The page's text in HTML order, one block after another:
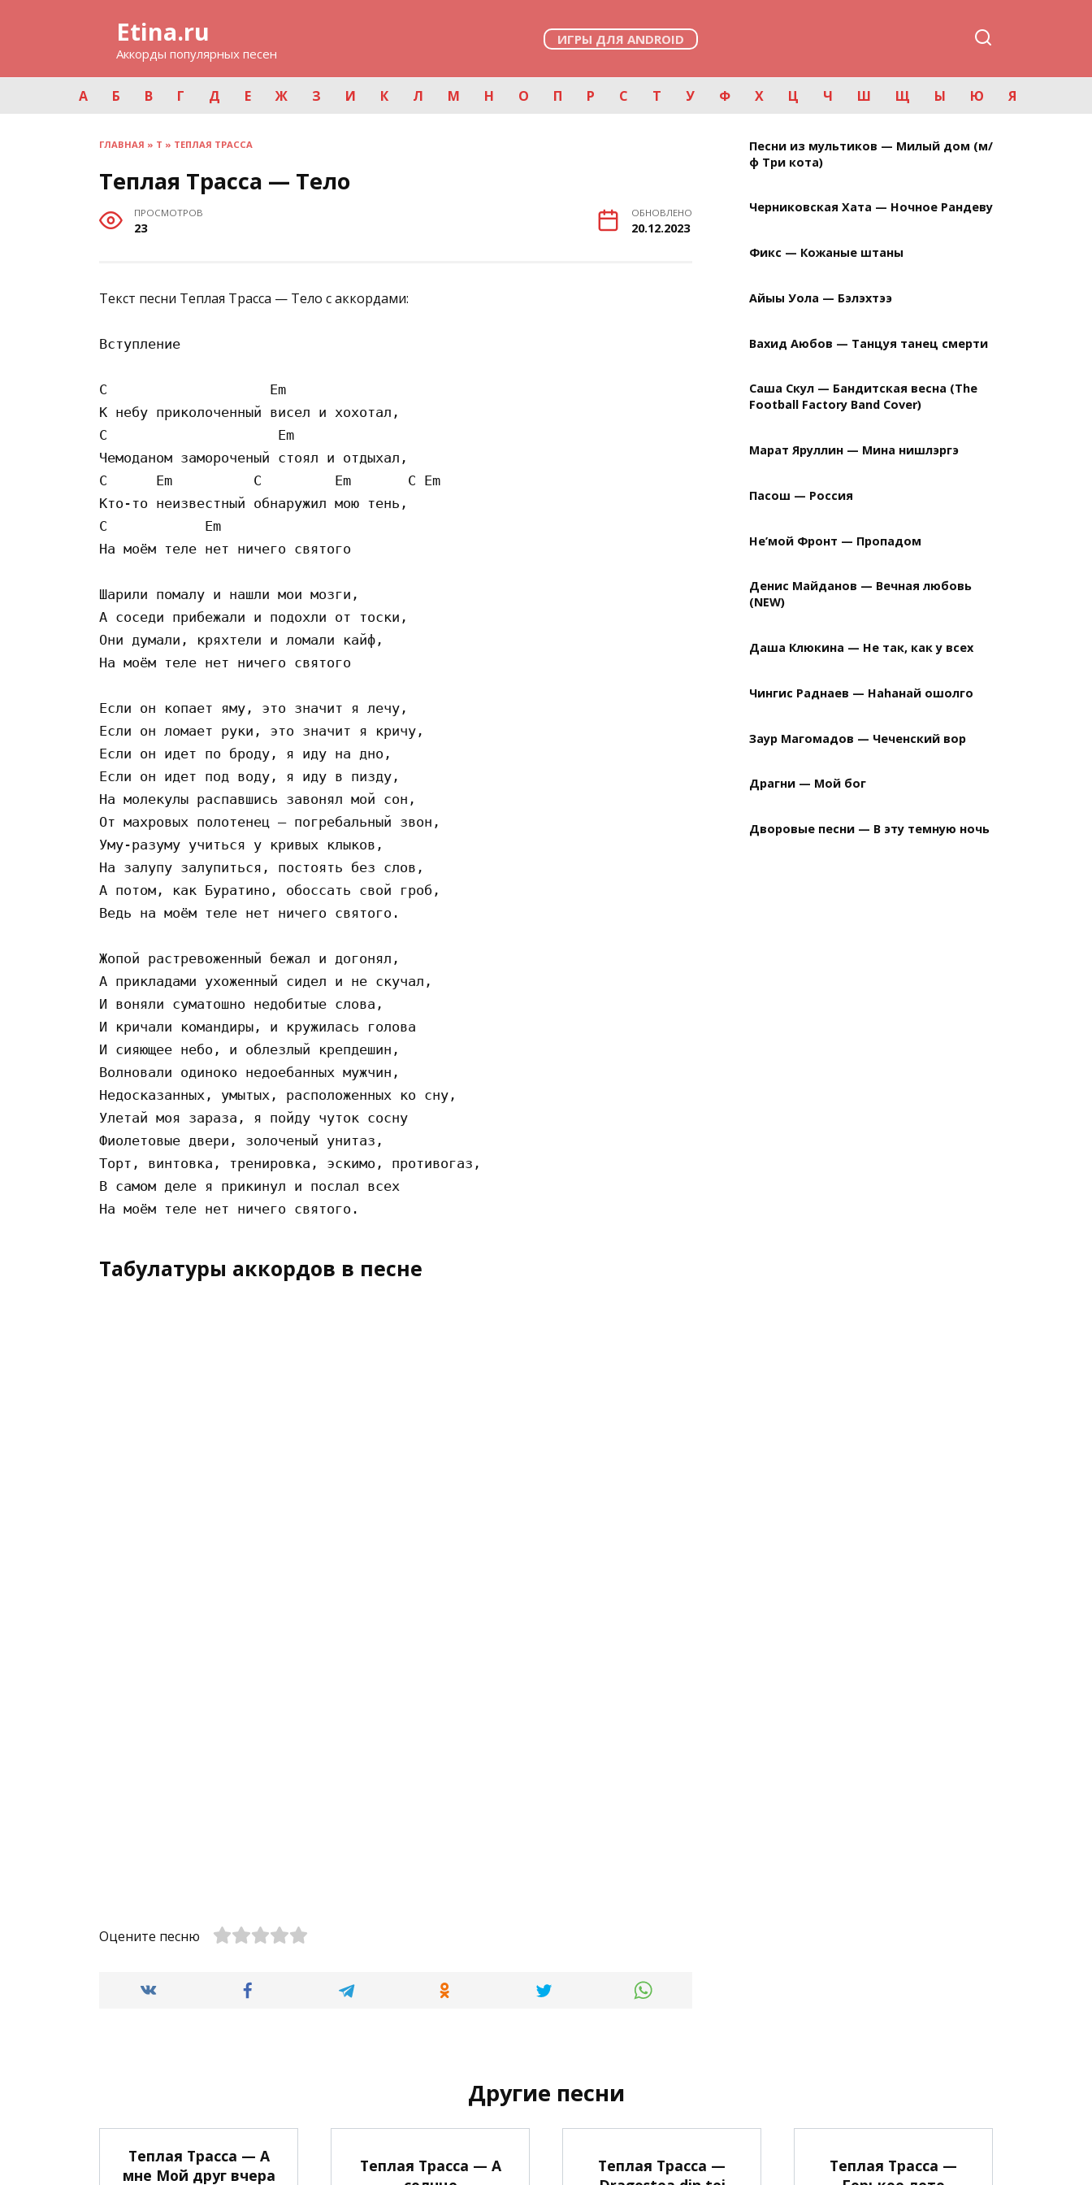
Etina.ru
Аккорды популярных песен
ИГРЫ ДЛЯ ANDROID
А Б В Г Д Е Ж З И К Л М Н О П Р С Т У Ф Х Ц Ч Ш Щ Ы Ю Я
ГЛАВНАЯ » Т » ТЕПЛАЯ ТРАССА
Теплая Трасса — Тело
ПРОСМОТРОВ
23
ОБНОВЛЕНО
20.12.2023
Текст песни Теплая Трасса — Тело с аккордами:
Вступление
C                    Em
К небу приколоченный висел и хохотал,
C                     Em
Чемоданом замороченый стоял и отдыхал,
C      Em          C         Em       C Em
Кто-то неизвестный обнаружил мою тень,
C            Em
На моём теле нет ничего святого
Шарили помалу и нашли мои мозги,
А соседи прибежали и подохли от тоски,
Они думали, кряхтели и ломали кайф,
На моём теле нет ничего святого
Если он копает яму, это значит я лечу,
Если он ломает руки, это значит я кричу,
Если он идет по броду, я иду на дно,
Если он идет под воду, я иду в пизду,
На молекулы распавшись завонял мой сон,
От махровых полотенец — погребальный звон,
Уму-разуму учиться у кривых клыков,
На залупу залупиться, постоять без слов,
А потом, как Буратино, обоссать свой гроб,
Ведь на моём теле нет ничего святого.
Жопой растревоженный бежал и догонял,
А прикладами ухоженный сидел и не скучал,
И воняли суматошно недобитые слова,
И кричали командиры, и кружилась голова
И сияющее небо, и облезлый крепдешин,
Волновали одиноко недоебанных мужчин,
Недосказанных, умытых, расположенных ко сну,
Улетай моя зараза, я пойду чуток сосну
Фиолетовые двери, золоченый унитаз,
Торт, винтовка, тренировка, эскимо, противогаз,
В самом деле я прикинул и послал всех
Табулатуры аккордов в песне
Оцените песню
Песни из мультиков — Милый дом (м/
ф Три кота)
Черниковская Хата — Ночное Рандеву
Фикс — Кожаные штаны
Айыы Уола — Бэлэхтээ
Вахид Аюбов — Танцуя танец смерти
Саша Скул — Бандитская весна (The
Football Factory Band Cover)
Марат Яруллин — Мина нишлэргэ
Пасош — Россия
Не’мой Фронт — Пропадом
Денис Майданов — Вечная любовь
(NEW)
Даша Клюкина — Не так, как у всех
Чингис Раднаев — Наhанай ошолго
Заур Магомадов — Чеченский вор
Драгни — Мой бог
Дворовые песни — В эту темную ночь
Другие песни
Теплая Трасса — А
мне Мой друг вчера
Теплая Трасса — А
Теплая Трасса —
Теплая Трасса —